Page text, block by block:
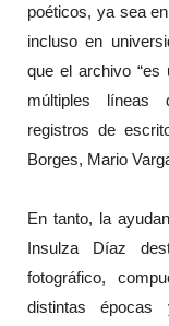
poéticos, ya sea
incluso en
que el archivo “es
múltiples líneas
registros de
Borges, Mario
En tanto, la
Insulza Díaz
fotográfico,
distintas